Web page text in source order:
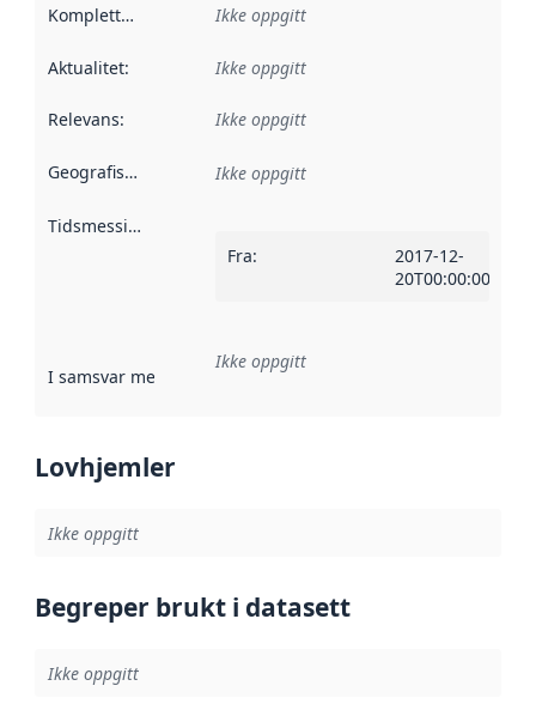
Kompletthet Ikke oppgitt
Aktualitet: Ikke oppgitt
Relevans: Ikke oppgitt
Geografisk avgrensning :
Ikke oppgitt
Tidsmessig avgrensning
Fra:
2017-12-
20T00:00:00Z
I samsvar med Referanse til en implementasjonsregel
Ikke oppgitt
Lovhjemler
Ikke oppgitt
Begreper brukt i datasett
Ikke oppgitt